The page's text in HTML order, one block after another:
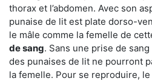
thorax et l’abdomen. Avec son
punaise de lit est plate dorso-
le mâle comme la femelle de
de sang. Sans une prise de
des punaises de lit ne pourront
la femelle. Pour se reproduire,